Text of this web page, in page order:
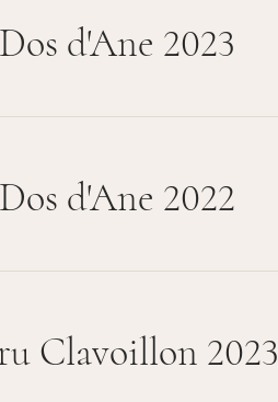
d'Ane 2023
d'Ane 2022
Clavoillon 2023